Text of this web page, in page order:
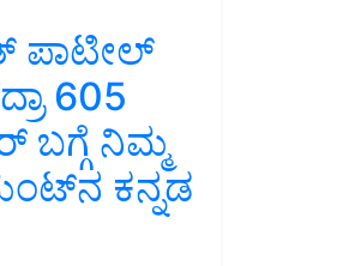
ಪಾಟೀಲ್
605
ಬಗ್ಗೆ ನಿಮ್ಮ
ಕನ್ನಡ